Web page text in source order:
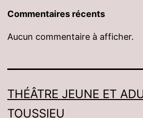
Commentaires récents
Aucun commentaire à afficher.
THÉÂTRE JEUNE ET
TOUSSIEU